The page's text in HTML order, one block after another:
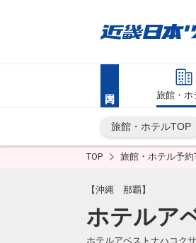
旅館・ホ
旅館・ホテルTOP
TOP 旅館・ホテル予約
【沖縄 那覇】
ホテルア
ホテルアベストナハコク